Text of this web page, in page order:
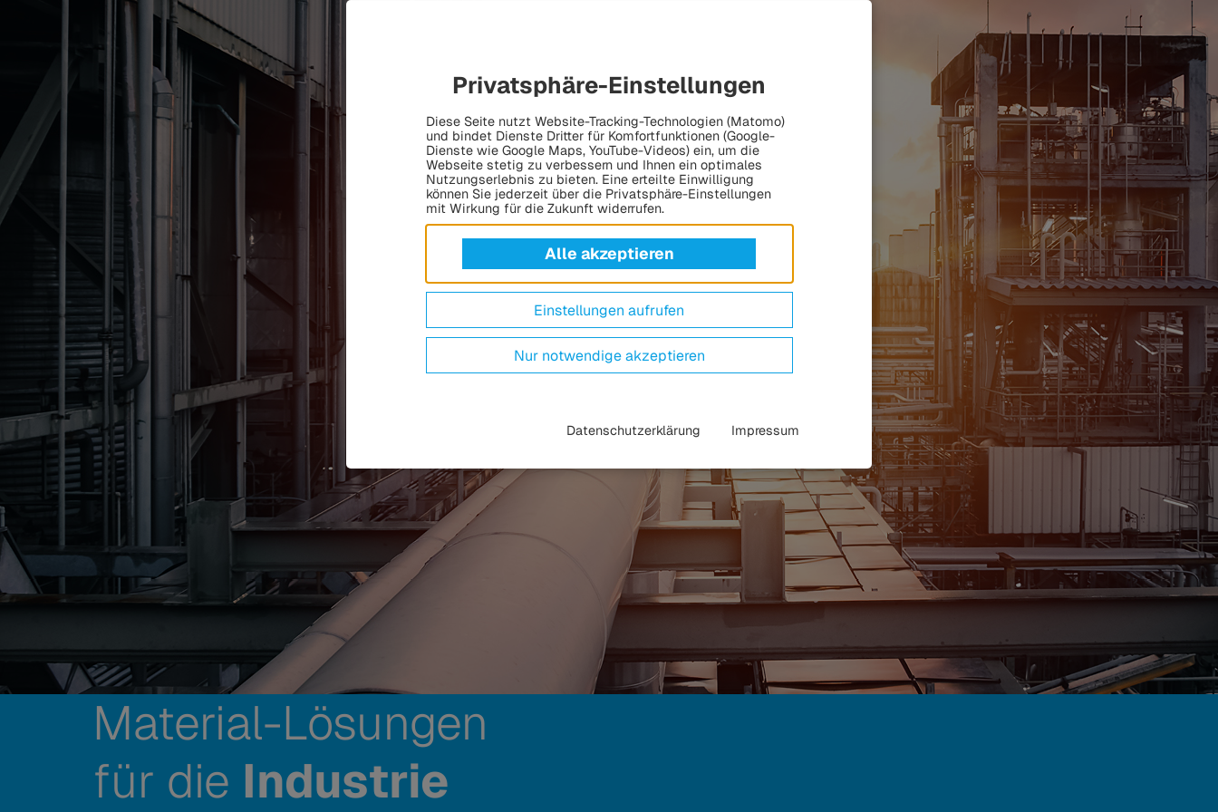
Privatsphäre-Einstellungen
Diese Seite nutzt Website-Tracking-Technologien (Matomo)
und bindet Dienste Dritter für Komfortfunktionen (Google-
Dienste wie Google Maps, YouTube-Videos) ein, um die
Webseite stetig zu verbessern und Ihnen ein optimales
Nutzungserlebnis zu bieten. Eine erteilte Einwilligung
können Sie jederzeit über die Privatsphäre-Einstellungen
mit Wirkung für die Zukunft widerrufen.
Alle akzeptieren
Einstellungen aufrufen
Nur notwendige akzeptieren
Datenschutzerklärung Impressum
Material-Lösungen
für die Industrie